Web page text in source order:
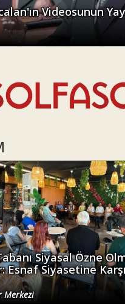
Videosunun
Siyasal Özne
Esnaf Siyasetine
Merkezi